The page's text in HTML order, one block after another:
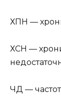
ХПН —
ХСН —
ЧД —